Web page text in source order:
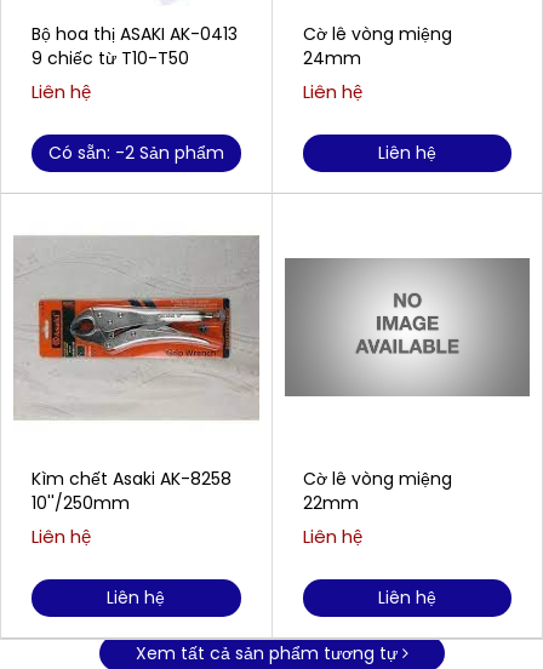
Bộ hoa thị ASAKI AK-0413
9 chiếc từ T10-T50
Liên hệ
Có sẵn: -2 Sản phẩm
Kìm chết Asaki AK-8258
10''/250mm
Liên hệ
Liên hệ
Cờ lê vòng miệng
24mm
Liên hệ
Liên hệ
Cờ lê vòng miệng
22mm
Liên hệ
Liên hệ
Xem tất cả sản phẩm tương tự